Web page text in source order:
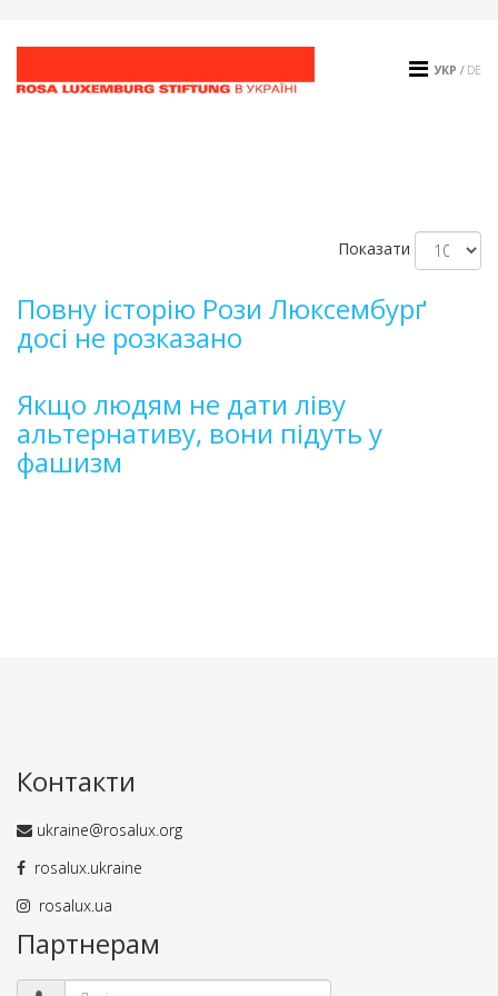
УКР / DE
Показати
Повну історію Рози Люксембурґ
досі не розказано
Якщо людям не дати ліву
альтернативу, вони підуть у
фашизм
Контакти
ukraine@rosalux.org
rosalux.ukraine
rosalux.ua
Партнерам